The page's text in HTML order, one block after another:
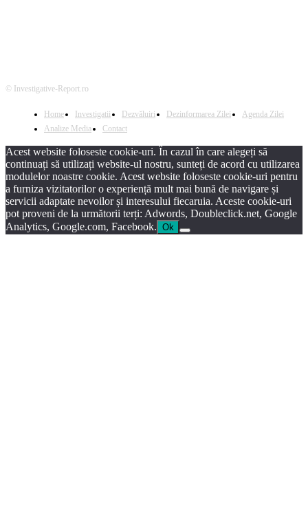
© Investigative-Report.ro
Home Investigatii Dezvăluiri Dezinformarea Zilei
Agenda Zilei
Analize Media
Contact
Acest website foloseste cookie-uri. În cazul în care alegeți să
continuați să utilizați website-ul nostru, sunteți de acord cu utilizarea
modulelor noastre cookie. Acest website foloseste cookie-uri pentru
a furniza vizitatorilor o experiență mult mai bună de navigare și
servicii adaptate nevoilor și interesului fiecaruia. Aceste cookie-uri
pot proveni de la următorii terți: Adwords, Doubleclick.net, Google
Analytics, Google.com, Facebook. Ok